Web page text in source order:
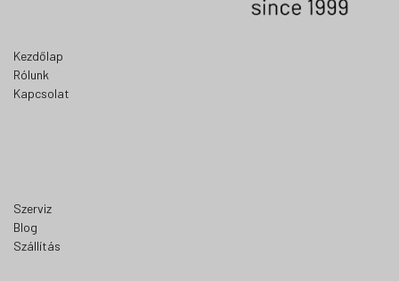
Kezdőlap
Rólunk
Kapcsolat
Szerviz
Blog
Szállítás